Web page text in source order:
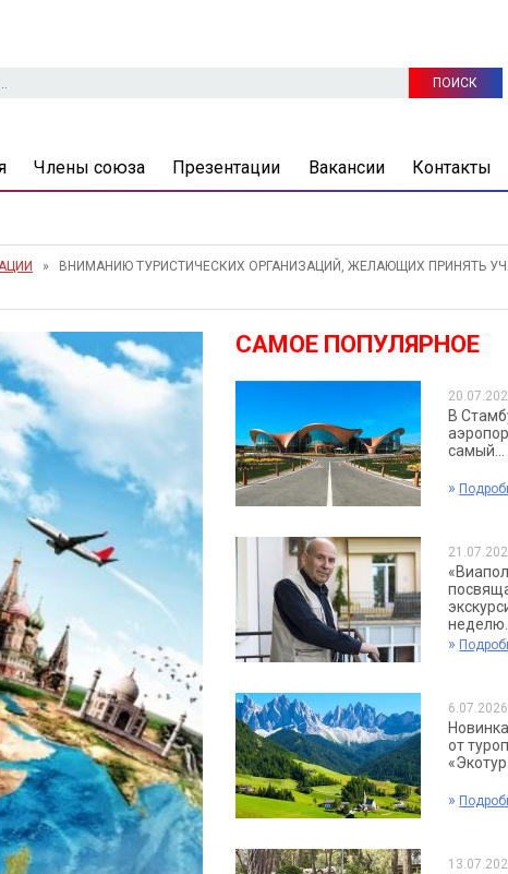
Члены союза Презентации Вакансии Контакты
» ВНИМАНИЮ ТУРИСТИЧЕСКИХ ОРГАНИЗАЦИЙ, ЖЕЛАЮЩИХ ПРИНЯТЬ
САМОЕ ПОПУЛЯРНОЕ
В
самый...
»
неделю...
»
от
«Экотур...
»